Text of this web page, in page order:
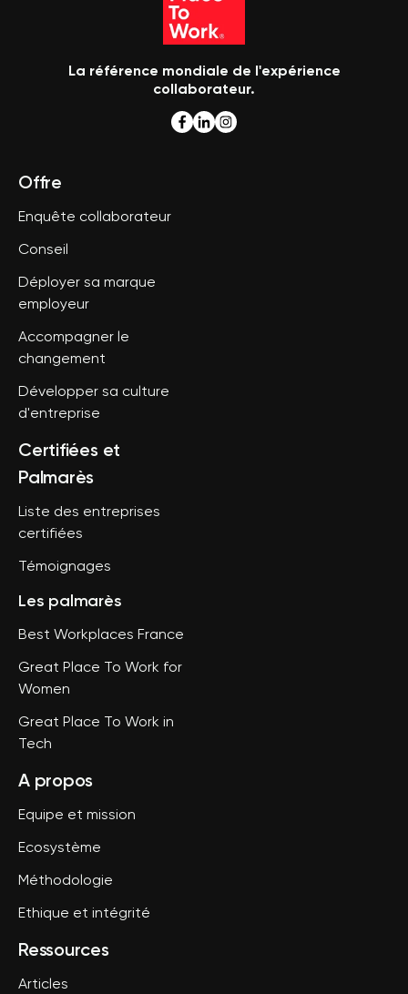
La référence mondiale de l'expérience
collaborateur.
Offre
Enquête collaborateur
Conseil
Déployer sa marque
employeur
Accompagner le
changement
Développer sa culture
d'entreprise
Certifiées et
Palmarès
Liste des entreprises
certifiées
Témoignages
Les palmarès
Best Workplaces France
Great Place To Work for
Women
Great Place To Work in
Tech
A propos
Equipe et mission
Ecosystème
Méthodologie
Ethique et intégrité
Ressources
Articles